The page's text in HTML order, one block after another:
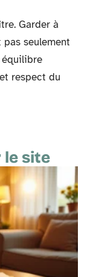
Garder à
pas seulement
équilibre
respect du
le site